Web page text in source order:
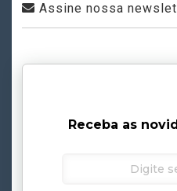
Assine nossa
Receba as